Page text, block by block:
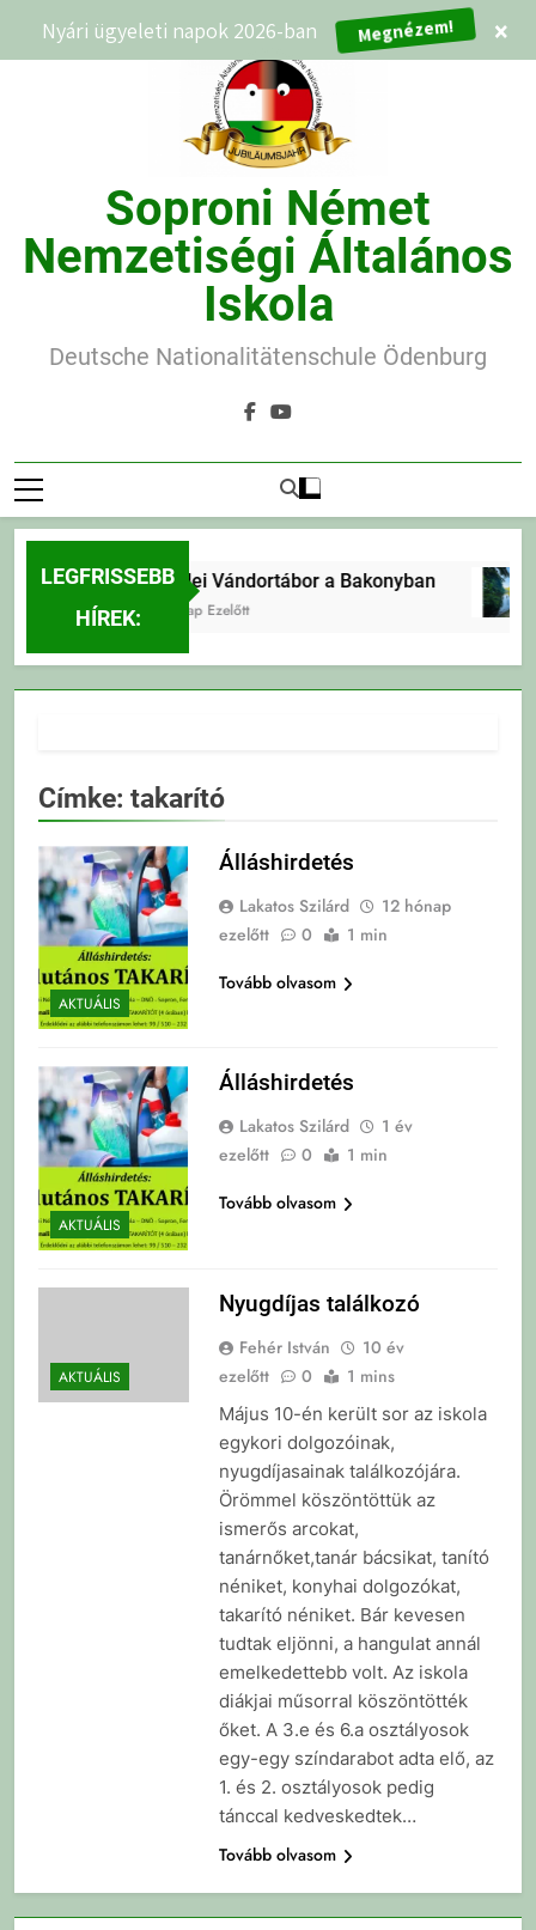
Soproni Német
Nemzetiségi Általános
Iskola
Deutsche Nationalitätenschule Ödenburg
LEGFRISSEBB
HÍREK:
Erdei Vándortábor a Bakonyban
3 Nap Ezelőtt
Címke: takarító
AKTUÁLIS
Álláshirdetés
Lakatos Szilárd
12 hónap
ezelőtt
0
1 min
Tovább olvasom
AKTUÁLIS
Álláshirdetés
Lakatos Szilárd
1 év
ezelőtt
0
1 min
Tovább olvasom
AKTUÁLIS
Nyugdíjas találkozó
Fehér István
10 év
ezelőtt
0 1 mins
Május 10-én került sor az iskola
egykori dolgozóinak,
nyugdíjasainak találkozójára.
Örömmel köszöntöttük az
ismerős arcokat,
tanárnőket,tanár bácsikat, tanító
néniket, konyhai dolgozókat,
takarító néniket. Bár kevesen
tudtak eljönni, a hangulat annál
emelkedettebb volt. Az iskola
diákjai műsorral köszöntötték
őket. A 3.e és 6.a osztályosok
egy-egy színdarabot adta elő, az
1. és 2. osztályosok pedig
tánccal kedveskedtek…
Tovább olvasom
Nyári ügyeleti napok 2026-ban Megnézem! ×